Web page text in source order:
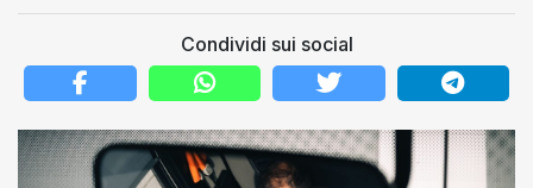
Condividi sui social